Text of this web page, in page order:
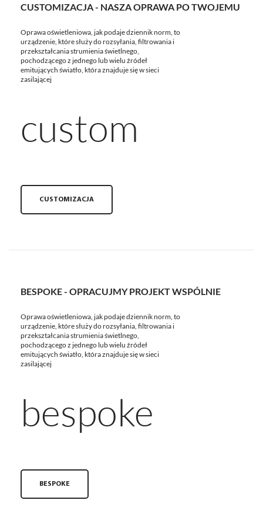
CUSTOMIZACJA - NASZA OPRAWA PO TWOJEMU
Oprawa oświetleniowa, jak podaje dziennik norm, to
urządzenie, które służy do rozsyłania, filtrowania i
przekształcania strumienia świetlnego,
pochodzącego z jednego lub wielu źródeł
emitujących światło, która znajduje się w sieci
zasilającej
custom
CUSTOMIZACJA
BESPOKE - OPRACUJMY PROJEKT WSPÓLNIE
Oprawa oświetleniowa, jak podaje dziennik norm, to
urządzenie, które służy do rozsyłania, filtrowania i
przekształcania strumienia świetlnego,
pochodzącego z jednego lub wielu źródeł
emitujących światło, która znajduje się w sieci
zasilającej
bespoke
BESPOKE